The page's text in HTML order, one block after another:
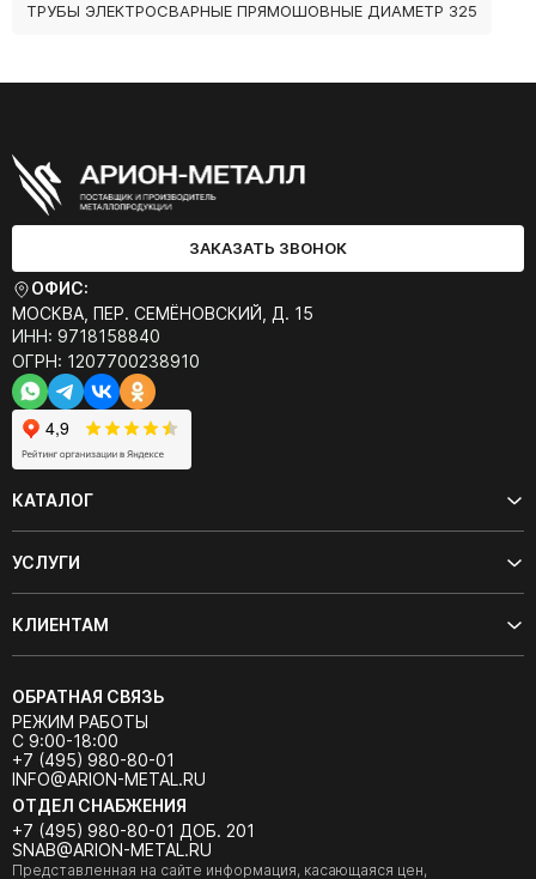
ТРУБЫ ЭЛЕКТРОСВАРНЫЕ ПРЯМОШОВНЫЕ ДИАМЕТР 325
ЗАКАЗАТЬ ЗВОНОК
ОФИС:
МОСКВА, ПЕР. СЕМЁНОВСКИЙ, Д. 15
ИНН: 9718158840
ОГРН: 1207700238910
КАТАЛОГ
УСЛУГИ
КЛИЕНТАМ
ОБРАТНАЯ СВЯЗЬ
РЕЖИМ РАБОТЫ
С 9:00-18:00
+7 (495) 980-80-01
INFO@ARION-METAL.RU
ОТДЕЛ СНАБЖЕНИЯ
+7 (495) 980-80-01 ДОБ. 201
SNAB@ARION-METAL.RU
Представленная на сайте информация, касающаяся цен,